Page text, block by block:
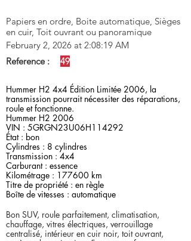
Papiers en ordre, Boite automatique, Sièges
en cuir, Toit ouvrant ou panoramique
February 2, 2026 at 2:08:19 AM
Reference :
49
Hummer H2 4x4 Édition Limitée 2006, la
transmission pourrait nécessiter des réparations,
roule et fonctionne.
Hummer H2 2006
VIN : 5GRGN23U06H114292
État : bon
Cylindres : 8 cylindres
Transmission : 4x4
Carburant : essence
Kilométrage : 177600 km
Titre de propriété : en règle
Boîte de vitesses : automatique
Bon SUV, roule parfaitement, climatisation,
chauffage, vitres électriques, verrouillage
centralisé, intérieur en cuir noir, toit ouvrant,